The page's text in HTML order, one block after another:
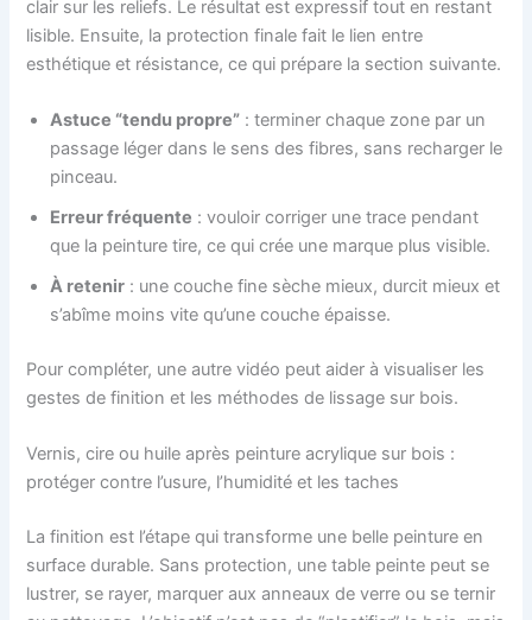
clair sur les reliefs. Le résultat est expressif tout en restant
lisible. Ensuite, la protection finale fait le lien entre
esthétique et résistance, ce qui prépare la section suivante.
Astuce “tendu propre” : terminer chaque zone par un
passage léger dans le sens des fibres, sans recharger le
pinceau.
Erreur fréquente : vouloir corriger une trace pendant
que la peinture tire, ce qui crée une marque plus visible.
À retenir : une couche fine sèche mieux, durcit mieux et
s’abîme moins vite qu’une couche épaisse.
Pour compléter, une autre vidéo peut aider à visualiser les
gestes de finition et les méthodes de lissage sur bois.
Vernis, cire ou huile après peinture acrylique sur bois :
protéger contre l’usure, l’humidité et les taches
La finition est l’étape qui transforme une belle peinture en
surface durable. Sans protection, une table peinte peut se
lustrer, se rayer, marquer aux anneaux de verre ou se ternir